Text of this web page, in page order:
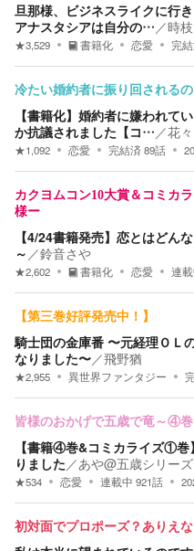
旦那様、ビジネスライクに行
アナスタシアは自分の…／時
★3,529 書籍化 恋愛 完
冷たい婚約者に振り回される
【書籍化】婚約者に嫌われて
か抗議されました【コ…／花々
★1,092 恋愛 完結済89話
カクヨムコン10大賞＆コミカ
様ー
【4/24書籍発売】恋とはど
～ ／鈴音さや
★2,602 書籍化 恋愛 連
【第三巻好評発売中！】
騎士団の金庫番 〜元経理ＯＬ
なりました〜／飛野猶
★2,955 異世界ファンタジー
皆様のおかげで五歳で竜～④
【書籍④巻&コミカライズ①巻
りました／あや@五歳シリー
★534 恋愛 連載中 921話
初対面でプロポーズ？ありえ